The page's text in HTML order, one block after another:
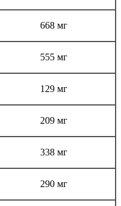
668 мг
555 мг
129 мг
209 мг
338 мг
290 мг